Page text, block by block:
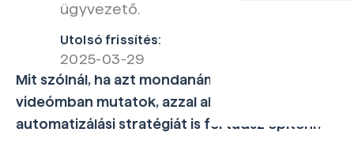
ügyvezető.
Utolsó frissítés:
2025-03-29
Mit szólnál, ha azt mondanám, hogy amit a mai
videómban mutatok, azzal akár egy 1-2 éves
automatizálási stratégiát is fel tudsz építeni?